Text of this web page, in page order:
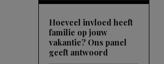
Hoeveel invloed heeft
familie op jouw
vakantie? Ons panel
geeft antwoord